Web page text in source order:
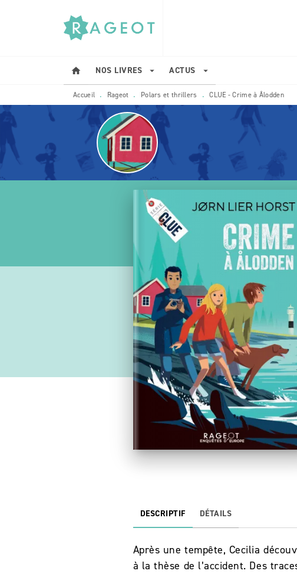
MENU RECHERCHE
home NOS LIVRES arrow_drop_down ACTUS arrow_drop_down
Accueil • Rageot • Polars et thrillers • CLUE - Crime à Ålodden
DESCRIPTIF DÉTAILS
Après une tempête, Cecilia
à la thèse de l’accident. Des